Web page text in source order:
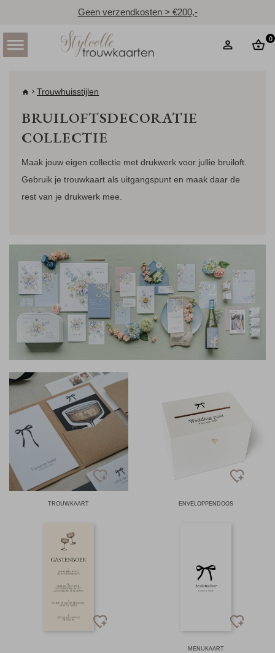
Geen verzendkosten > €200,-
0
Trouwhuisstijlen
BRUILOFTSDECORATIE
COLLECTIE
Maak jouw eigen collectie met drukwerk voor jullie bruiloft.
Gebruik je trouwkaart als uitgangspunt en maak daar de
rest van je drukwerk mee.
TROUWKAART ENVELOPPENDOOS
MENUKAART